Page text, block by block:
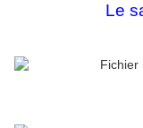
Le